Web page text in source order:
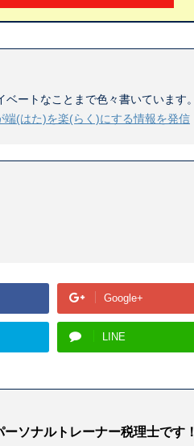
ートなことまで色々書いています。
(はた)を楽(らく)にする情報を発信
Google+
LINE
ソナルトレーナー税理士です！